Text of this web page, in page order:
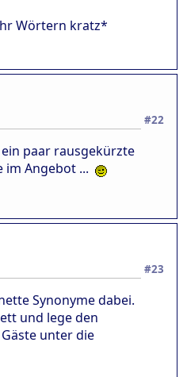
Wörtern kratz*
#22
paar rausgekürzte
im Angebot ...
#23
Synonyme dabei.
und lege den
unter die